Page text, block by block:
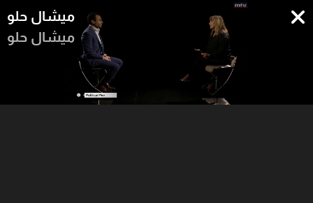
ميشال حلو
ميشال حلو